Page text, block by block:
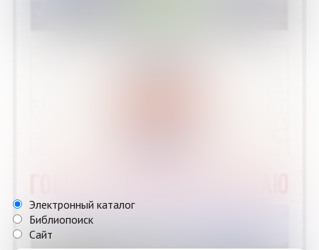
Электронный каталог
Библиопоиск
Сайт